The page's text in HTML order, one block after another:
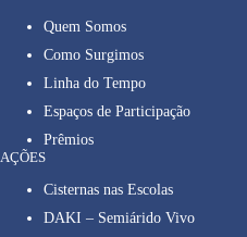
Quem Somos
Como Surgimos
Linha do Tempo
Espaços de Participação
Prêmios
AÇÕES
Cisternas nas Escolas
DAKI – Semiárido Vivo